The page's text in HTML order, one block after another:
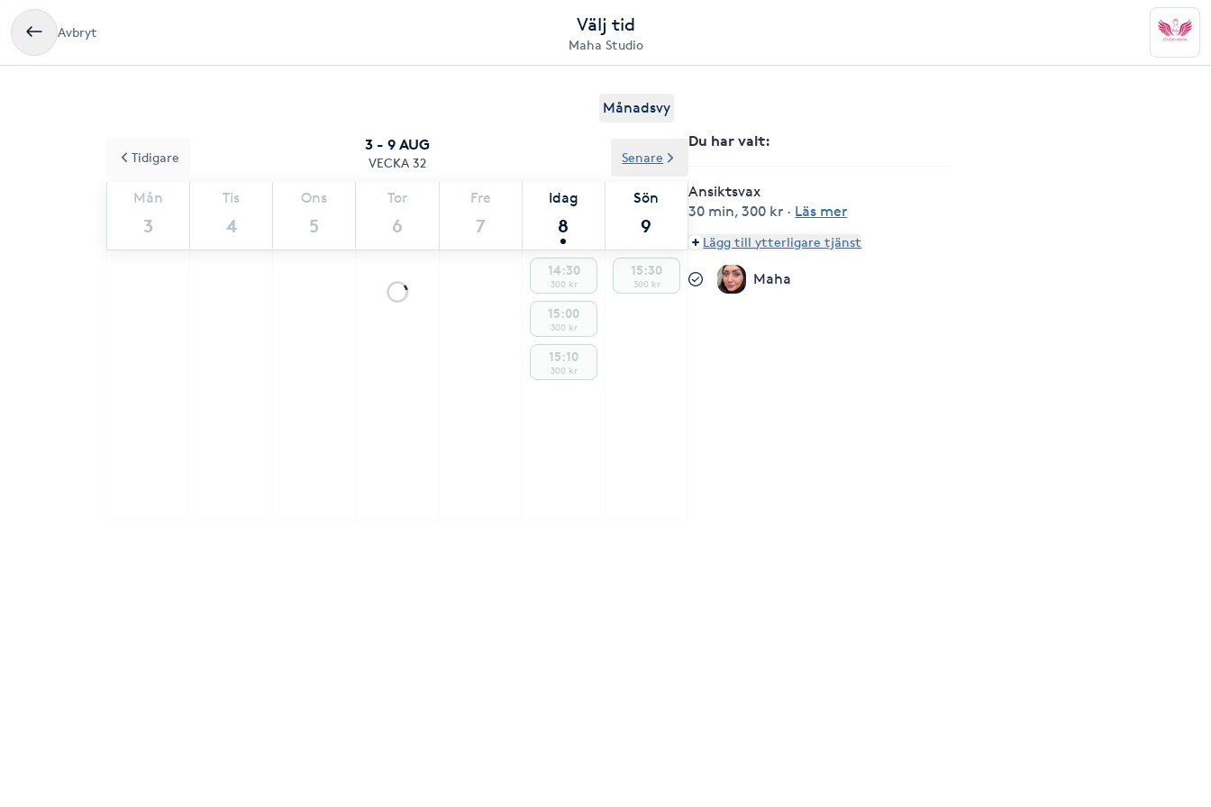
Avbryt Välj tid
Maha Studio
Månadsvy
3 - 9 AUG
VECKA 32
Mån
3
Tis
4
Ons
5
Tor
6
Fre
7
Idag
8
Sön
9
Tidigare Senare
14:30
300 kr
15:00
300 kr
15:10
300 kr
15:30
300 kr
Du har valt:
Ansiktsvax
30 min,300 kr · Läs mer
Lägg till ytterligare tjänst
Maha